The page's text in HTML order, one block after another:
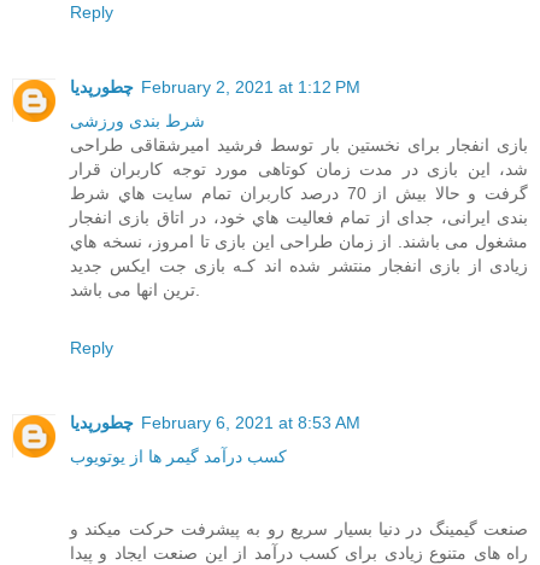
Reply
چطورپدیا February 2, 2021 at 1:12 PM
شرط بندی ورزشی
بازی انفجار برای نخستین بار توسط فرشید امیرشقاقی طراحی
شد، این بازی در مدت زمان کوتاهی مورد توجه کاربران قرار
گرفت و حالا بیش از 70 درصد کاربران تمام سایت هاي‌ شرط
بندی ایرانی، جدای از تمام فعالیت هاي‌ خود، در اتاق بازی انفجار
مشغول می باشند. از زمان طراحی این بازی تا امروز، نسخه هاي‌
زیادی از بازی انفجار منتشر شده اند کـه بازی جت ایکس جدید
Reply
چطورپدیا February 6, 2021 at 8:53 AM
کسب درآمد گیمر ها از یوتویوب
صنعت گیمینگ در دنیا بسیار سریع رو به پیشرفت حرکت میکند و
راه های متنوع زیادی برای کسب درآمد از این صنعت ایجاد و پیدا